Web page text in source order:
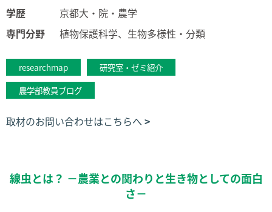
学歴
京都大・院・農学
専門分野
植物保護科学、生物多様性・分類
researchmap
研究室・ゼミ紹介
農学部教員ブログ
取材のお問い合わせはこちらへ
線虫とは？ －農業との関わりと生き物としての面白
さ－